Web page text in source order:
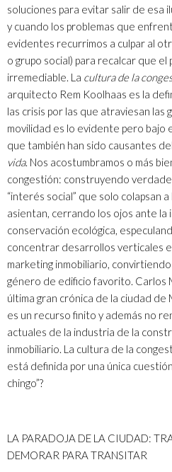
soluciones para evitar salir de esa
y cuando los problemas que
evidentes recurrimos a culpar al
o grupo social) para recalcar que
irremediable. La cultura de la
arquitecto Rem Koolhaas es la
las crisis por las que atraviesan las
movilidad es lo evidente pero bajo
que también han sido causantes
vida. Nos acostumbramos o más
congestión: construyendo
“interés social” que solo colapsan
asientan, cerrando los ojos ante la
conservación ecológica,
concentrar desarrollos verticales
marketing inmobiliario,
género de edificio favorito. Carlos
última gran crónica de la ciudad de
es un recurso finito y además no
actuales de la industria de la
inmobiliario. La cultura de la
está definida por una única
chingo”?
LA PARADOJA DE LA CIUDAD:
DEMORAR PARA TRANSITAR